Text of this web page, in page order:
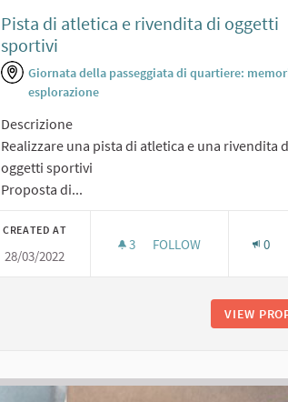
Pista di atletica e rivendita di oggetti
sportivi
Giornata della passeggiata di quartiere:
esplorazione
Descrizione
Realizzare una pista di atletica e una rivendita
oggetti sportivi
Proposta di...
CREATED AT
28/03/2022
3 3 FOLLOWERS
FOLLOW
PISTA DI ATLETICA E
0
VIEW